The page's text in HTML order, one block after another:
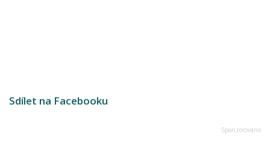
Sdílet na Facebooku